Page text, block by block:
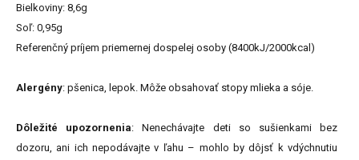
Bielkoviny: 8,6g
Soľ: 0,95g
Referenčný príjem priemernej dospelej osoby (8400kJ/2000kcal)
Alergény: pšenica, lepok. Môže obsahovať stopy mlieka a sóje.
Dôležité upozornenia: Nenechávajte deti so sušienkami bez
dozoru, ani ich nepodávajte v ľahu – mohlo by dôjsť k vdýchnutiu